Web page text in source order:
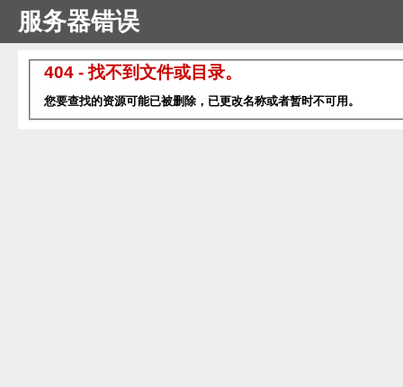
服务器错误
404 - 找不到文件或目录。
您要查找的资源可能已被删除，已更改名称或者暂时不可用。